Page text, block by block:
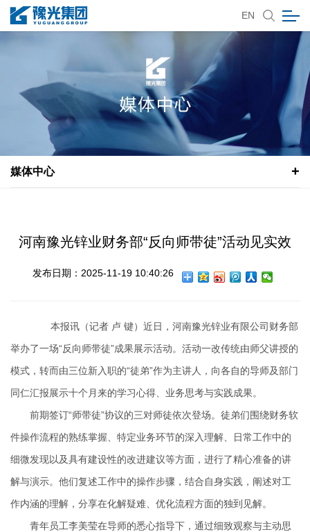
EN
媒体中心
河南豫光锌业财务部“反向师带徒”活动见实效
发布日期：2025-11-19 10:40:26
本报讯（记者 卢 键）近日，河南豫光锌业有限公司财务部
举办了一场“反向师带徒”成果展示活动。活动一改传统由师父讲授的
模式，转而由三位新入职的“徒弟”作为主讲人，向各自的导师及部门
同仁汇报展示十个月来的学习心得、业务思考与实践成果。
前期签订“师带徒”协议的三对师徒依次登场。徒弟们围绕财务软
件操作流程的熟练掌握、特定业务环节的深入理解、日常工作中的
细微发现以及具有建设性的改进建议等方面，进行了精心准备的讲
解与演示。他们复述工作中的操作步骤，结合自身实践，阐述对工
作内涵的理解，分享在化解疑难、优化流程方面的独到见解。
青年员工李美莹在导师的悉心指导下，通过细致观察与主动思